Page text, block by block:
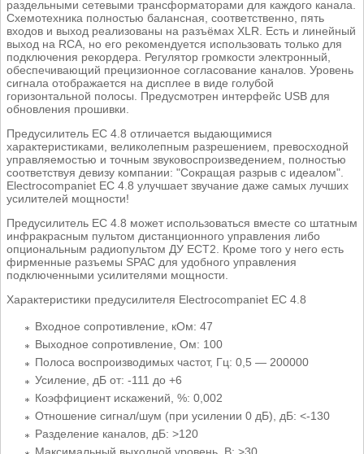
раздельными сетевыми трансформаторами для каждого канала.
Схемотехника полностью балансная, соответственно, пять
входов и выход реализованы на разъёмах XLR. Есть и линейный
выход на RCA, но его рекомендуется использовать только для
подключения рекордера. Регулятор громкости электронный,
обеспечивающий прецизионное согласование каналов. Уровень
сигнала отображается на дисплее в виде голубой
горизонтальной полосы. Предусмотрен интерфейс USB для
обновления прошивки.
Предусилитель EC 4.8 отличается выдающимися
характеристиками, великолепным разрешением, превосходной
управляемостью и точным звуковоспроизведением, полностью
соответствуя девизу компании: "Сокращая разрыв с идеалом".
Electrocompaniet EC 4.8 улучшает звучание даже самых лучших
усилителей мощности!
Предусилитель EC 4.8 может использоваться вместе со штатным
инфракрасным пультом дистанционного управления либо
опциональным радиопультом ДУ ECT2. Кроме того у него есть
фирменные разъемы SPAC для удобного управления
подключенными усилителями мощности.
Характеристики предусилителя Electrocompaniet EC 4.8
Входное сопротивление, кОм: 47
Выходное сопротивление, Ом: 100
Полоса воспроизводимых частот, Гц: 0,5 — 200000
Усиление, дБ от: -111 до +6
Коэффициент искажений, %: 0,002
Отношение сигнал/шум (при усилении 0 дБ), дБ: <-130
Разделение каналов, дБ: >120
Максимальный выходной уровень, В: >30